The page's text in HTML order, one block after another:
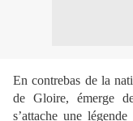
En contrebas de la
de Gloire, émerge
s’attache une légende